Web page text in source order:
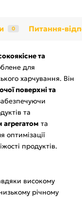
0 Питання-
та
для
харчування. Він
поверхні та
та
та
оптимізації
продуктів.
високому
річному